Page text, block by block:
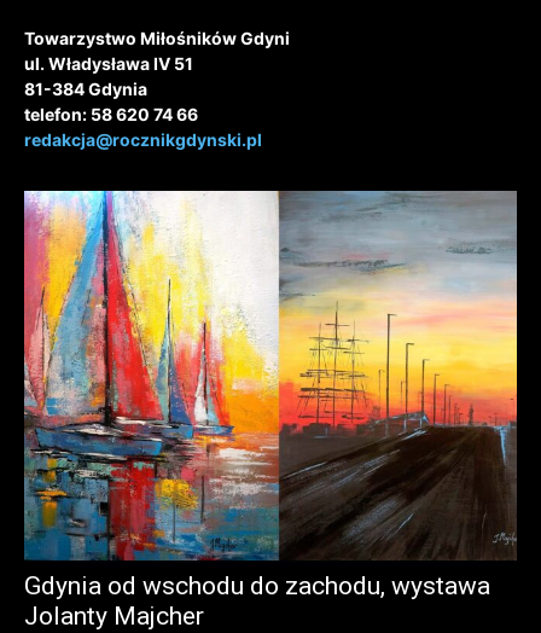
Towarzystwo Miłośników Gdyni
ul. Władysława IV 51
81-384 Gdynia
telefon: 58 620 74 66
redakcja@rocznikgdynski.pl
Gdynia od wschodu do zachodu, wystawa
Jolanty Majcher